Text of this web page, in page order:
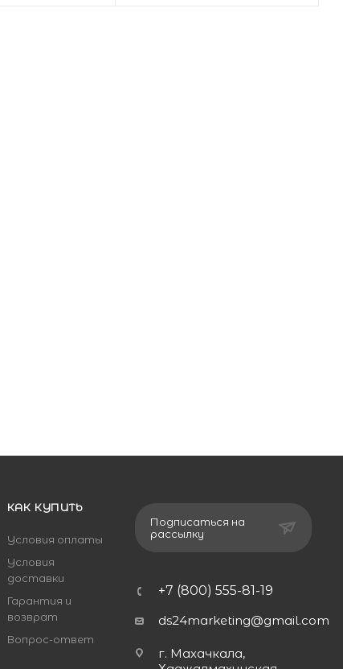
КАК КУПИТЬ
Условия оплаты
Условия
доставки
Гарантия и
возврат
Вопрос-ответ
Подписаться на
рассылку
+7 (800) 555-81-19
ds24marketing@gmail.com
г. Махачкала,